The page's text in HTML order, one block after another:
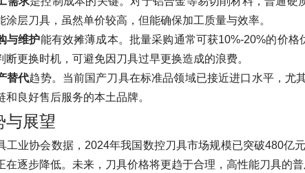
涂层刀具，虽然单价较高，但能确保加工质量与效率。
与维护能有效摊薄成本。批量采购通常可获10%-20%的价
断更换时机，可避免因刀具过早更换造成的浪费。
替代趋势。当前国产刀具在标准品领域已接近进口水平，尤
良好售后服务的本土品牌。
与展望
工业协会数据，2024年我国数控刀具市场规模已突破480
在逐步降低。未来，刀具价格将更趋于合理，高性能刀具的